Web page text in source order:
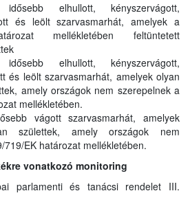
elhullott, kényszervágott,
és leölt szarvasmarhát, amelyek a
mellékletében feltüntetett
elhullott, kényszervágott,
és leölt szarvasmarhát, amelyek olyan
amely országok nem szerepelnek a
mellékletében.
vágott szarvasmarhát, amelyek
születtek, amely országok nem
719/EK határozat mellékletében.
vonatkozó monitoring
parlamenti és tanácsi rendelet III.